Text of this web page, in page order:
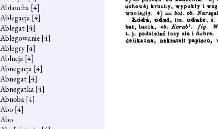
Abłaucha[4]
Ablegacja[4]
Ablegat[4]
Ablegowanie [4]
Ablegry[4]
Ablucja[4]
Abnegacja[4]
Abnegat[4]
Abnegatka[4]
Abnoba[4]
Abo [4]
Abo